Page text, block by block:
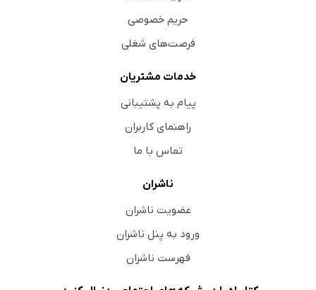
حریم خصوصی
فرصت‌های شغلی
خدمات مشتریان
پیام به پشتیبانی
راهنمای کاربران
تماس با ما
ناشران
عضویت ناشران
ورود به پنل ناشران
فهرست ناشران